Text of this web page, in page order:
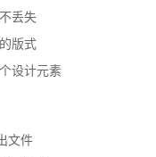
丢失
版式
设计元素
文件